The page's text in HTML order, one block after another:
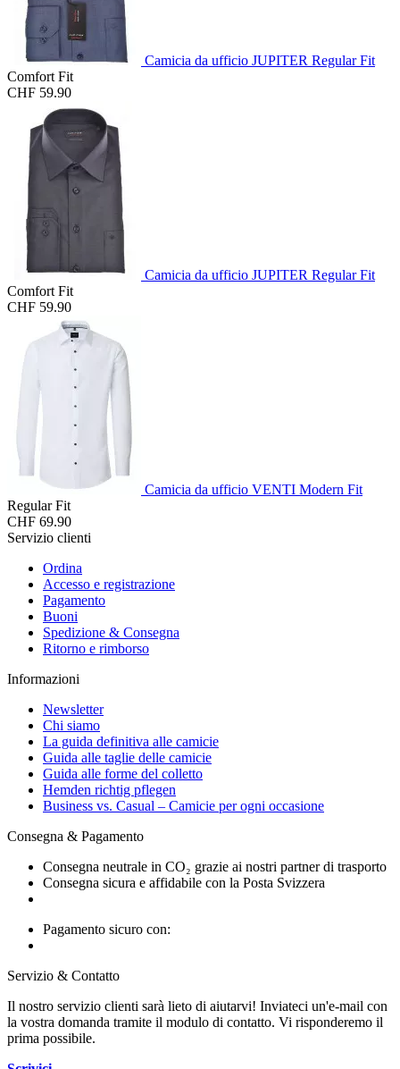
Camicia da ufficio JUPITER Regular Fit
Comfort Fit
CHF 59.90
Camicia da ufficio JUPITER Regular Fit
Comfort Fit
CHF 59.90
Camicia da ufficio VENTI Modern Fit
Regular Fit
CHF 69.90
Servizio clienti
Ordina
Accesso e registrazione
Pagamento
Buoni
Spedizione & Consegna
Ritorno e rimborso
Informazioni
Newsletter
Chi siamo
La guida definitiva alle camicie
Guida alle taglie delle camicie
Guida alle forme del colletto
Hemden richtig pflegen
Business vs. Casual – Camicie per ogni occasione
Consegna & Pagamento
Consegna neutrale in CO₂ grazie ai nostri partner di trasporto
Consegna sicura e affidabile con la Posta Svizzera
Pagamento sicuro con:
Servizio & Contatto
Il nostro servizio clienti sarà lieto di aiutarvi! Inviateci un'e-mail con
la vostra domanda tramite il modulo di contatto. Vi risponderemo il
prima possibile.